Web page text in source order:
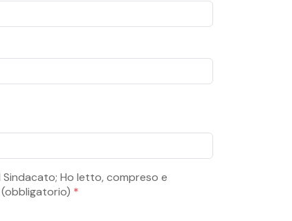
Ho letto, compreso e
(obbligatorio) *